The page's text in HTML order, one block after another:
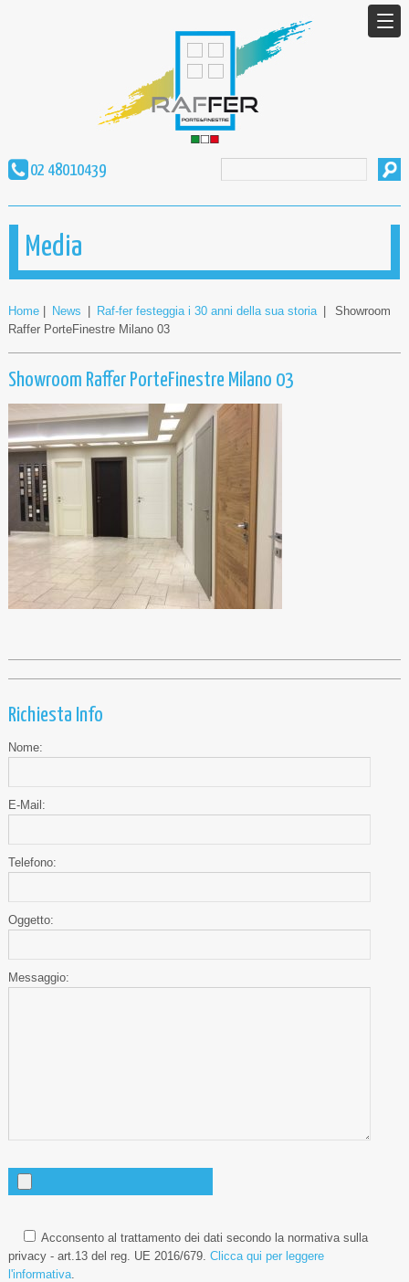
02 48010439
Media
Home News Raf-fer festeggia i 30 anni della sua storia
Showroom
Raffer PorteFinestre Milano 03
Showroom Raffer PorteFinestre Milano 03
Richiesta Info
Nome:
E-Mail:
Telefono:
Oggetto:
Messaggio:
Acconsento al trattamento dei dati secondo la normativa sulla
privacy - art.13 del reg. UE 2016/679. Clicca qui per leggere
l'informativa.